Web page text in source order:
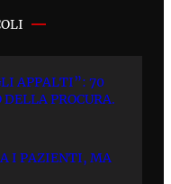
APPALTI”: 70
PROCURA.
I PAZIENTI, MA